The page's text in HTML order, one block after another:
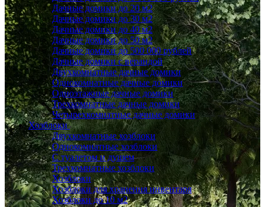
Дачные домики до 20 м2
Дачные домики до 30 м2
Дачные домики до 40 м2
Дачные домики до 50 м2
Дачные домики до 500 000 рублей
Дачные домики с верандой
Двухкомнатные дачные домики
Однокомнатные дачные домики
Одноэтажные дачные домики
Трехкомнатные дачные домики
Четырехкомнатные дачные домики
Хозблоки
Двухкомнатные хозблоки
Однокомнатные хозблоки
С туалетом и душем
Трехкомнатные хозблоки
Хозблоки
Хозблоки для хранения инвентаря
Хозблоки до 10 м2